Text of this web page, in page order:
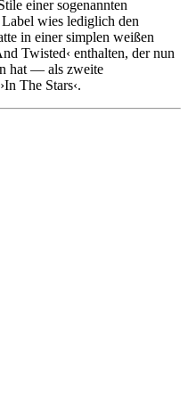
einer sogenannten
wies lediglich den
in einer simplen weißen
Twisted‹ enthalten, der nun
hat — als zweite
The Stars‹.